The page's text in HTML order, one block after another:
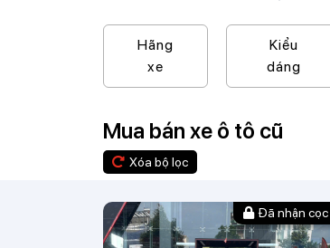
Hãng
xe
Kiểu
dáng
Mua bán xe ô tô cũ
Xóa bộ lọc
Đã nhận cọc